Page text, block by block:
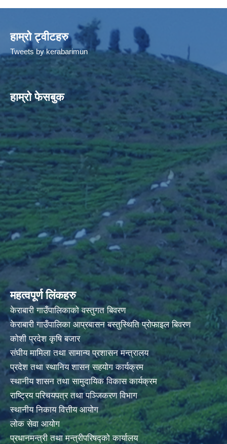
हाम्रो ट्वीटहरु
Tweets by kerabarimun
हाम्रो फेसबुक
महत्वपूर्ण लिंकहरु
केराबारी गाउँपालिकाको वस्तुगत बिवरण
केराबारी गाउँपालिका आप्रबासन बस्तुस्थिति प्रोफाइल बिवरण
कोशी प्रदेश कृषि बजार
संघीय मामिला तथा सामान्य प्रशासन मन्त्रालय
प्रदेश तथा स्थानिय शासन सहयोग कार्यक्रम
स्थानीय शासन तथा सामुदायिक विकास कार्यक्रम
राष्ट्रिय परिचयपत्र तथा पञ्जिकरण विभाग
स्थानीय निकाय वित्तीय आयोग
लोक सेवा आयोग
प्रधानमन्त्री तथा मन्त्रीपरिषद्को कार्यालय